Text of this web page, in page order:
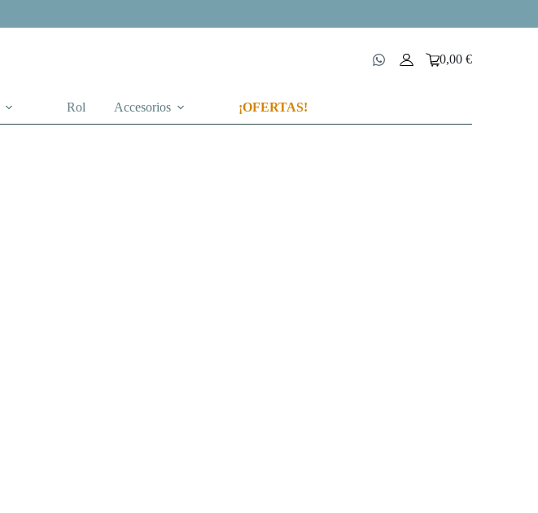
Carro
0,00€
Rol Accesorios ¡OFERTAS!